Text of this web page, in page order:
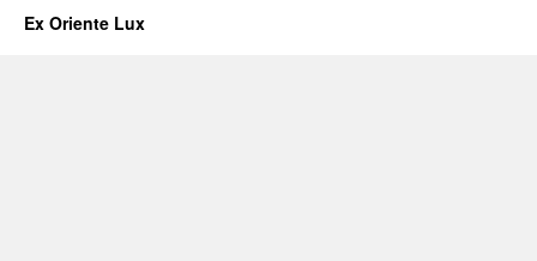
Ex Oriente Lux